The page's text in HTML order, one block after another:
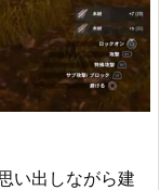
い出しながら建